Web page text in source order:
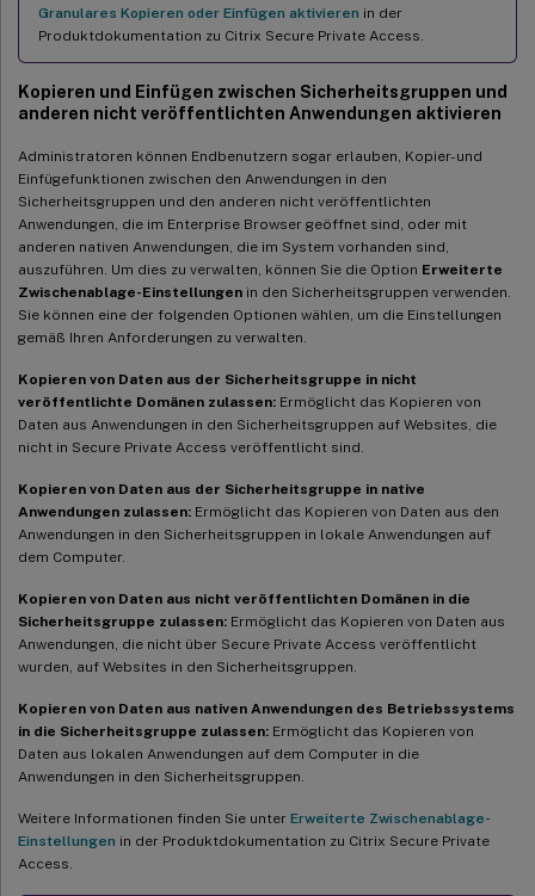
Granulares Kopieren oder Einfügen aktivieren in der
Produktdokumentation zu Citrix Secure Private Access.
Kopieren und Einfügen zwischen Sicherheitsgruppen und
anderen nicht veröffentlichten Anwendungen aktivieren
Administratoren können Endbenutzern sogar erlauben, Kopier- und
Einfügefunktionen zwischen den Anwendungen in den
Sicherheitsgruppen und den anderen nicht veröffentlichten
Anwendungen, die im Enterprise Browser geöffnet sind, oder mit
anderen nativen Anwendungen, die im System vorhanden sind,
auszuführen. Um dies zu verwalten, können Sie die Option Erweiterte
Zwischenablage-Einstellungen in den Sicherheitsgruppen verwenden.
Sie können eine der folgenden Optionen wählen, um die Einstellungen
gemäß Ihren Anforderungen zu verwalten.
Kopieren von Daten aus der Sicherheitsgruppe in nicht
veröffentlichte Domänen zulassen: Ermöglicht das Kopieren von
Daten aus Anwendungen in den Sicherheitsgruppen auf Websites, die
nicht in Secure Private Access veröffentlicht sind.
Kopieren von Daten aus der Sicherheitsgruppe in native
Anwendungen zulassen: Ermöglicht das Kopieren von Daten aus den
Anwendungen in den Sicherheitsgruppen in lokale Anwendungen auf
dem Computer.
Kopieren von Daten aus nicht veröffentlichten Domänen in die
Sicherheitsgruppe zulassen: Ermöglicht das Kopieren von Daten aus
Anwendungen, die nicht über Secure Private Access veröffentlicht
wurden, auf Websites in den Sicherheitsgruppen.
Kopieren von Daten aus nativen Anwendungen des Betriebssystems
in die Sicherheitsgruppe zulassen: Ermöglicht das Kopieren von
Daten aus lokalen Anwendungen auf dem Computer in die
Anwendungen in den Sicherheitsgruppen.
Weitere Informationen finden Sie unter Erweiterte Zwischenablage-
Einstellungen in der Produktdokumentation zu Citrix Secure Private
Access.